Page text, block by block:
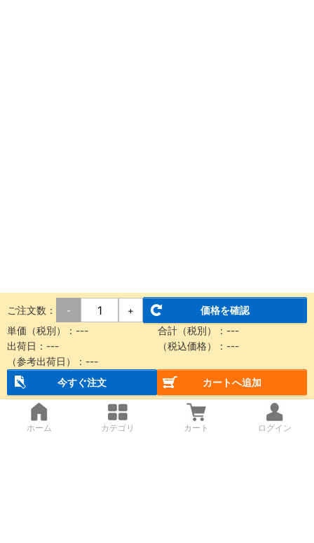
ご注文数： - +
価格を確認
単価（税別）： --- 合計（税別）： ---
出荷日： --- （税込価格）： ---
（参考出荷日）： ---
今すぐ注文
カートへ追加
ホーム カテゴリ カート ログイン